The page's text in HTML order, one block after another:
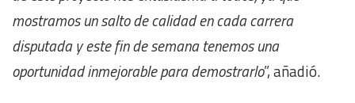
mostramos un salto de calidad en cada carrera
disputada y este fin de semana tenemos una
oportunidad inmejorable para demostrarlo”, añadió.